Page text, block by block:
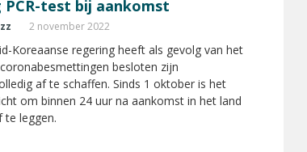
test bij aankomst
2 november 2022
Koreaanse regering heeft als gevolg van het
besloten zijn
af te schaffen. Sinds 1 oktober is het
om binnen 24 uur na aankomst in het land
te leggen.